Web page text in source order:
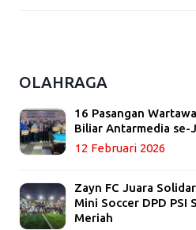
OLAHRAGA
16 Pasangan
Biliar Antarmedia se-
12 Februari 2026
Zayn FC Juara
Mini Soccer DPD PSI
Meriah